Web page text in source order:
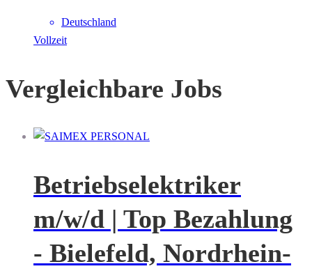
Deutschland
Vollzeit
Vergleichbare Jobs
Betriebselektriker
m/w/d | Top Bezahlung
- Bielefeld, Nordrhein-